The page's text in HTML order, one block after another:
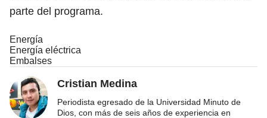
parte del programa.
Energía
Energía eléctrica
Embalses
Cristian Medina
Periodista egresado de la Universidad Minuto de
Dios, con más de seis años de experiencia en